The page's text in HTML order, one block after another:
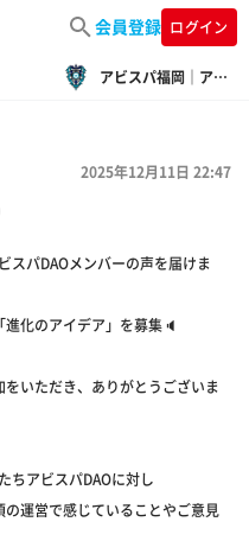
会員登録 ログイン
アビスパ福岡｜アビスパDAO
2025年12月11日 22:47
スパDAOメンバーの声を届けま
化のアイデア」を募集🔈
いただき、ありがとうございま
ちアビスパDAOに対し
の運営で感じていることやご意見